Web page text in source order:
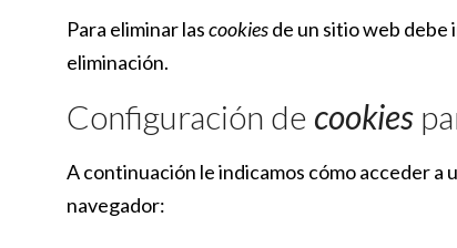
Para eliminar lascookiesde un sitio web debe
eliminación.
Configuración de cookies
A continuación le indicamos cómo acceder a
navegador: